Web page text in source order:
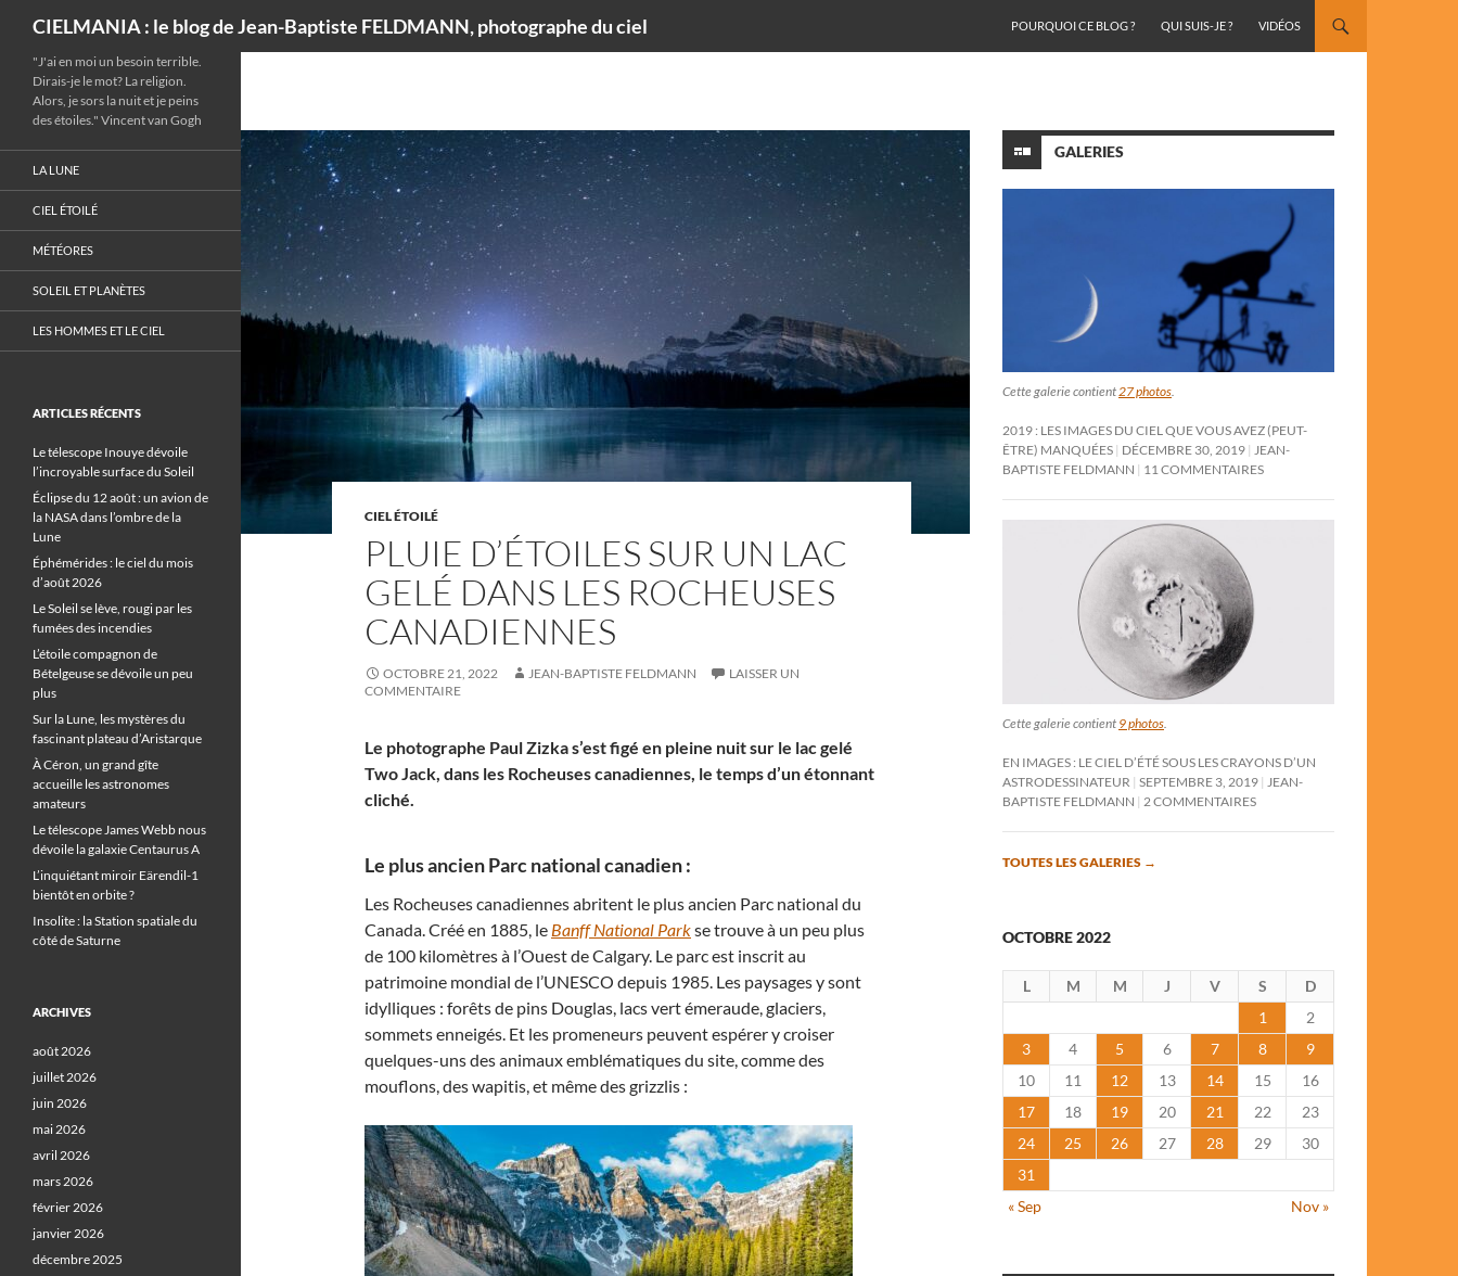
CIELMANIA : le blog de Jean-Baptiste FELDMANN, photographe du ciel
POURQUOI CE BLOG ?
QUI SUIS-JE ? VIDÉOS
CIEL ÉTOILÉ
PLUIE D’ÉTOILES SUR UN LAC
GELÉ DANS LES ROCHEUSES
CANADIENNES
OCTOBRE 21, 2022 JEAN-BAPTISTE FELDMANN
LAISSER UN
COMMENTAIRE
Le photographe Paul Zizka s’est figé en pleine nuit sur le lac gelé
Two Jack, dans les Rocheuses canadiennes, le temps d’un étonnant
cliché.
Le plus ancien Parc national canadien :
Les Rocheuses canadiennes abritent le plus ancien Parc national du
Canada. Créé en 1885, le Banff National Parkse trouve à un peu plus
de 100 kilomètres à l’Ouest de Calgary. Le parc est inscrit au
patrimoine mondial de l’UNESCO depuis 1985. Les paysages y sont
idylliques : forêts de pins Douglas, lacs vert émeraude, glaciers,
sommets enneigés. Et les promeneurs peuvent espérer y croiser
quelques-uns des animaux emblématiques du site, comme des
mouflons, des wapitis, et même des grizzlis :
GALERIES
Cette galerie contient27 photos.
2019 : LES IMAGES DU CIEL QUE VOUS AVEZ (PEUT-
ÊTRE) MANQUÉES DÉCEMBRE 30, 2019 JEAN-
BAPTISTE FELDMANN
11 COMMENTAIRES
Cette galerie contient 9 photos
EN IMAGES : LE CIEL D’ÉTÉ SOUS LES CRAYONS D’UN
ASTRODESSINATEUR SEPTEMBRE 3, 2019
JEAN-
BAPTISTE FELDMANN
2 COMMENTAIRES
TOUTES LES GALERIES →
OCTOBRE 2022
L M M J V S
D
1
2
3
4 5 6 7 8
9
10
11 12 13 14 15
16
17
18 19 20 21 22
23
24
25 26 27 28 29
30
31
« Sep
Nov »
"J'ai en moi un besoin terrible.
Dirais-je le mot? La religion.
Alors, je sors la nuit et je peins
des étoiles." Vincent van Gogh
LA LUNE
CIEL ÉTOILÉ
MÉTÉORES
SOLEIL ET PLANÈTES
LES HOMMES ET LE CIEL
ARTICLES RÉCENTS
Le télescope Inouye dévoile
l’incroyable surface du Soleil
Éclipse du 12 août : un avion de
la NASA dans l’ombre de la
Lune
Éphémérides : le ciel du mois
d’août 2026
Le Soleil se lève, rougi par les
fumées des incendies
L’étoile compagnon de
Bételgeuse se dévoile un peu
plus
Sur la Lune, les mystères du
fascinant plateau d’Aristarque
À Céron, un grand gîte
accueille les astronomes
amateurs
Le télescope James Webb nous
dévoile la galaxie Centaurus A
L’inquiétant miroir Eärendil-1
bientôt en orbite ?
Insolite : la Station spatiale du
côté de Saturne
ARCHIVES
août 2026
juillet 2026
juin 2026
mai 2026
avril 2026
mars 2026
février 2026
janvier 2026
décembre 2025